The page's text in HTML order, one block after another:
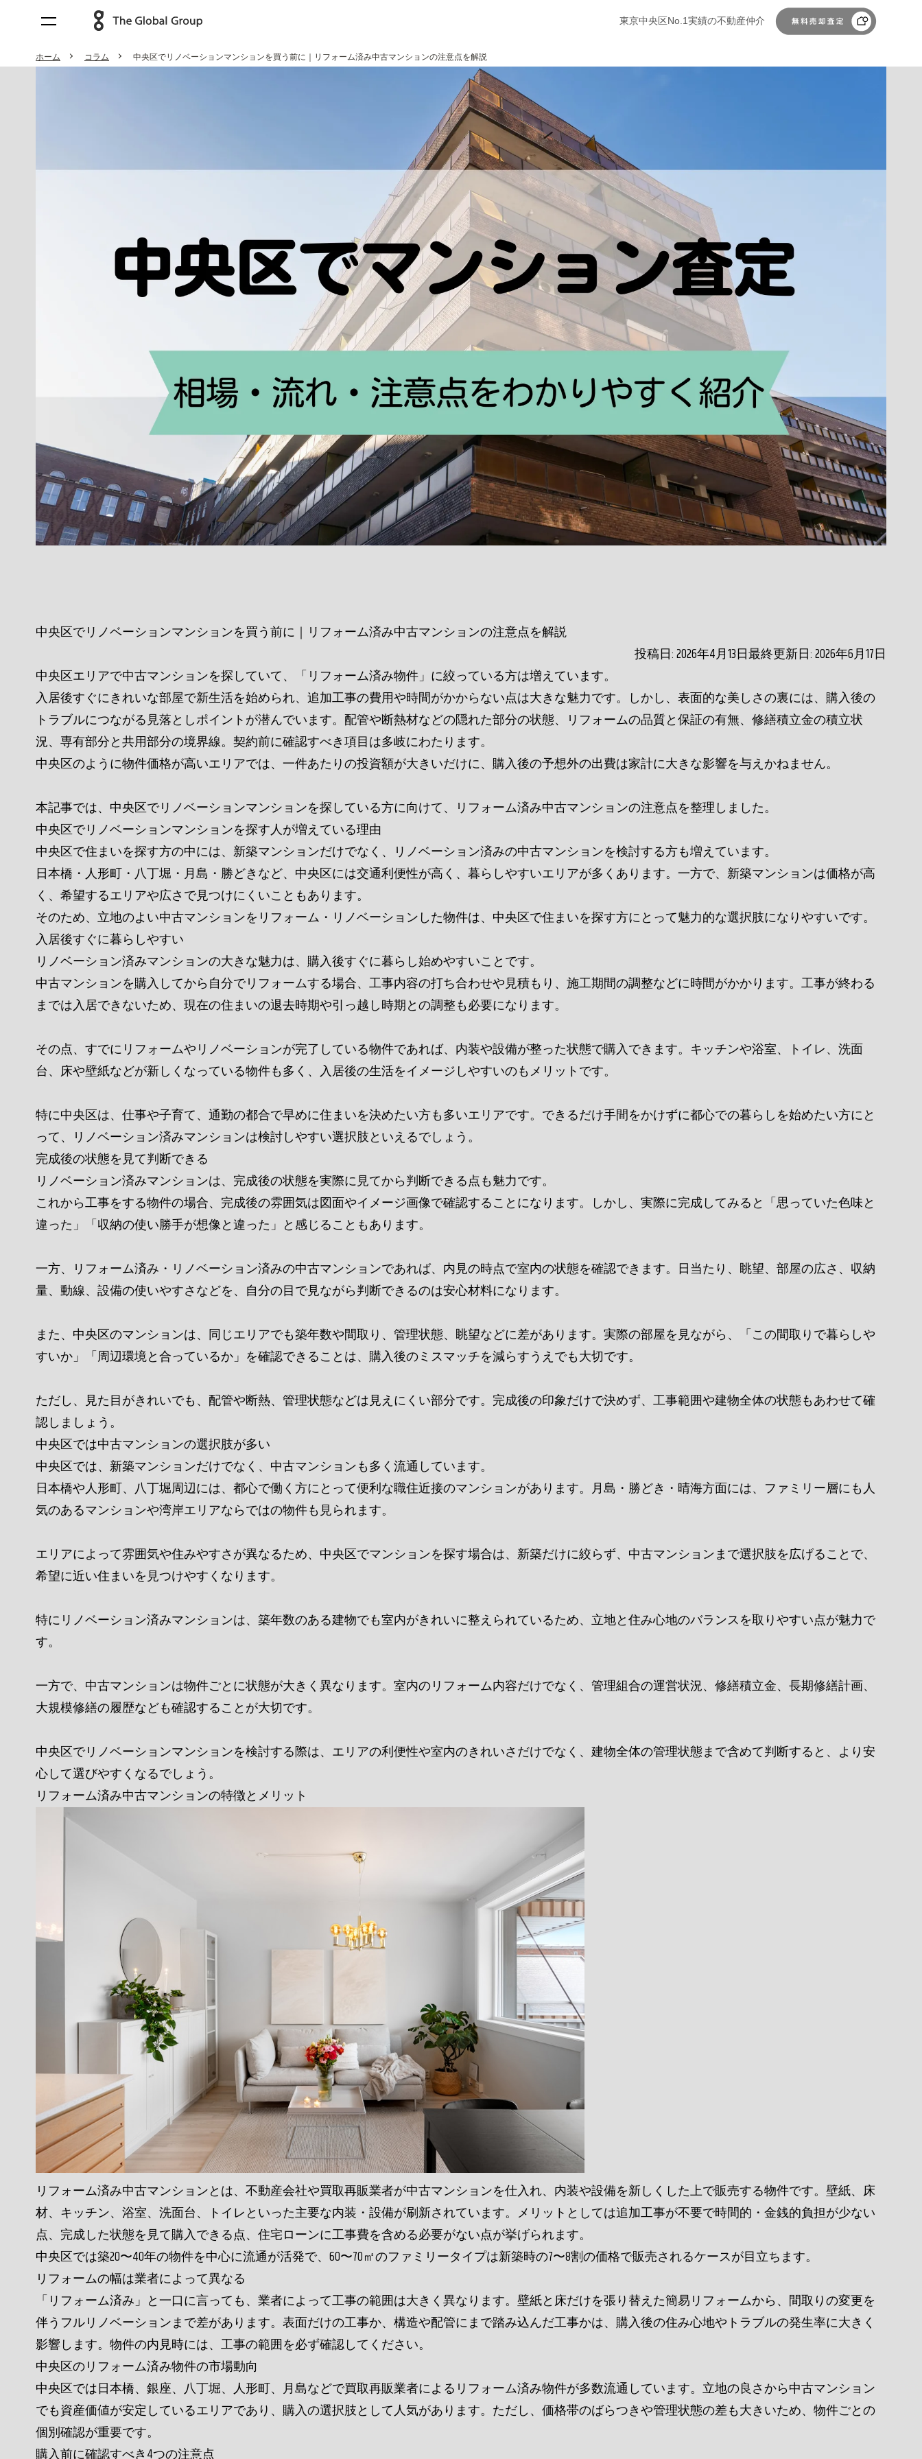
東京中央区No.1実績の不動産仲介
ホーム コラム 中央区でリノベーションマンションを買う前に｜リフォーム済み中古マンションの注意点を解説
中央区でリノベーションマンションを買う前に｜リフォーム済み中古マンションの注意点を解説
投稿日: 2026年4月13日最終更新日: 2026年6月17日
中央区エリアで中古マンションを探していて、「リフォーム済み物件」に絞っている方は増えています。
入居後すぐにきれいな部屋で新生活を始められ、追加工事の費用や時間がかからない点は大きな魅力です。しかし、表面的な美しさの裏には、購入後の
トラブルにつながる見落としポイントが潜んでいます。配管や断熱材などの隠れた部分の状態、リフォームの品質と保証の有無、修繕積立金の積立状
況、専有部分と共用部分の境界線。契約前に確認すべき項目は多岐にわたります。
中央区のように物件価格が高いエリアでは、一件あたりの投資額が大きいだけに、購入後の予想外の出費は家計に大きな影響を与えかねません。
本記事では、中央区でリノベーションマンションを探している方に向けて、リフォーム済み中古マンションの注意点を整理しました。
中央区でリノベーションマンションを探す人が増えている理由
中央区で住まいを探す方の中には、新築マンションだけでなく、リノベーション済みの中古マンションを検討する方も増えています。
日本橋・人形町・八丁堀・月島・勝どきなど、中央区には交通利便性が高く、暮らしやすいエリアが多くあります。一方で、新築マンションは価格が高
く、希望するエリアや広さで見つけにくいこともあります。
そのため、立地のよい中古マンションをリフォーム・リノベーションした物件は、中央区で住まいを探す方にとって魅力的な選択肢になりやすいです。
入居後すぐに暮らしやすい
リノベーション済みマンションの大きな魅力は、購入後すぐに暮らし始めやすいことです。
中古マンションを購入してから自分でリフォームする場合、工事内容の打ち合わせや見積もり、施工期間の調整などに時間がかかります。工事が終わる
までは入居できないため、現在の住まいの退去時期や引っ越し時期との調整も必要になります。
その点、すでにリフォームやリノベーションが完了している物件であれば、内装や設備が整った状態で購入できます。キッチンや浴室、トイレ、洗面
台、床や壁紙などが新しくなっている物件も多く、入居後の生活をイメージしやすいのもメリットです。
特に中央区は、仕事や子育て、通勤の都合で早めに住まいを決めたい方も多いエリアです。できるだけ手間をかけずに都心での暮らしを始めたい方にと
って、リノベーション済みマンションは検討しやすい選択肢といえるでしょう。
完成後の状態を見て判断できる
リノベーション済みマンションは、完成後の状態を実際に見てから判断できる点も魅力です。
これから工事をする物件の場合、完成後の雰囲気は図面やイメージ画像で確認することになります。しかし、実際に完成してみると「思っていた色味と
違った」「収納の使い勝手が想像と違った」と感じることもあります。
一方、リフォーム済み・リノベーション済みの中古マンションであれば、内見の時点で室内の状態を確認できます。日当たり、眺望、部屋の広さ、収納
量、動線、設備の使いやすさなどを、自分の目で見ながら判断できるのは安心材料になります。
また、中央区のマンションは、同じエリアでも築年数や間取り、管理状態、眺望などに差があります。実際の部屋を見ながら、「この間取りで暮らしや
すいか」「周辺環境と合っているか」を確認できることは、購入後のミスマッチを減らすうえでも大切です。
ただし、見た目がきれいでも、配管や断熱、管理状態などは見えにくい部分です。完成後の印象だけで決めず、工事範囲や建物全体の状態もあわせて確
認しましょう。
中央区では中古マンションの選択肢が多い
中央区では、新築マンションだけでなく、中古マンションも多く流通しています。
日本橋や人形町、八丁堀周辺には、都心で働く方にとって便利な職住近接のマンションがあります。月島・勝どき・晴海方面には、ファミリー層にも人
気のあるマンションや湾岸エリアならではの物件も見られます。
エリアによって雰囲気や住みやすさが異なるため、中央区でマンションを探す場合は、新築だけに絞らず、中古マンションまで選択肢を広げることで、
希望に近い住まいを見つけやすくなります。
特にリノベーション済みマンションは、築年数のある建物でも室内がきれいに整えられているため、立地と住み心地のバランスを取りやすい点が魅力で
す。
一方で、中古マンションは物件ごとに状態が大きく異なります。室内のリフォーム内容だけでなく、管理組合の運営状況、修繕積立金、長期修繕計画、
大規模修繕の履歴なども確認することが大切です。
中央区でリノベーションマンションを検討する際は、エリアの利便性や室内のきれいさだけでなく、建物全体の管理状態まで含めて判断すると、より安
心して選びやすくなるでしょう。
リフォーム済み中古マンションの特徴とメリット
リフォーム済み中古マンションとは、不動産会社や買取再販業者が中古マンションを仕入れ、内装や設備を新しくした上で販売する物件です。壁紙、床
材、キッチン、浴室、洗面台、トイレといった主要な内装・設備が刷新されています。メリットとしては追加工事が不要で時間的・金銭的負担が少ない
点、完成した状態を見て購入できる点、住宅ローンに工事費を含める必要がない点が挙げられます。
中央区では築20〜40年の物件を中心に流通が活発で、60〜70㎡のファミリータイプは新築時の7〜8割の価格で販売されるケースが目立ちます。
リフォームの幅は業者によって異なる
「リフォーム済み」と一口に言っても、業者によって工事の範囲は大きく異なります。壁紙と床だけを張り替えた簡易リフォームから、間取りの変更を
伴うフルリノベーションまで差があります。表面だけの工事か、構造や配管にまで踏み込んだ工事かは、購入後の住み心地やトラブルの発生率に大きく
影響します。物件の内見時には、工事の範囲を必ず確認してください。
中央区のリフォーム済み物件の市場動向
中央区では日本橋、銀座、八丁堀、人形町、月島などで買取再販業者によるリフォーム済み物件が多数流通しています。立地の良さから中古マンション
でも資産価値が安定しているエリアであり、購入の選択肢として人気があります。ただし、価格帯のばらつきや管理状態の差も大きいため、物件ごとの
個別確認が重要です。
購入前に確認すべき4つの注意点